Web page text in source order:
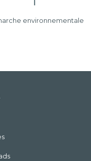
environnementale